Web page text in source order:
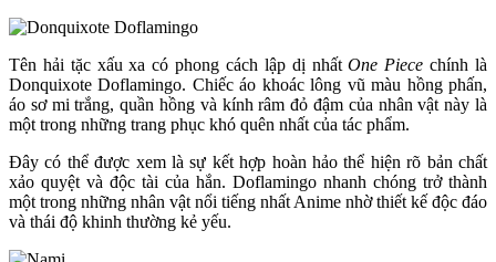
Tên hải tặc xấu xa có phong cách lập dị nhấtOne Piece chính là
Donquixote Doflamingo. Chiếc áo khoác lông vũ màu hồng phấn,
áo sơ mi trắng, quần hồng và kính râm đỏ đậm của nhân vật này là
một trong những trang phục khó quên nhất của tác phẩm.
Đây có thể được xem là sự kết hợp hoàn hảo thể hiện rõ bản chất
xảo quyệt và độc tài của hắn. Doflamingo nhanh chóng trở thành
một trong những nhân vật nổi tiếng nhất Anime nhờ thiết kế độc đáo
và thái độ khinh thường kẻ yếu.